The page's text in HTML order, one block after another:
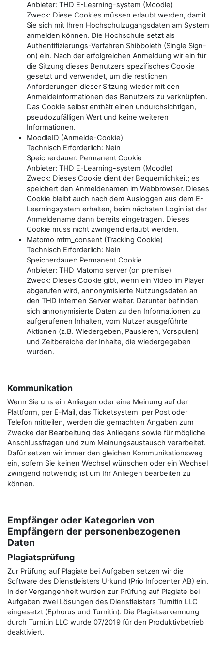
Anbieter: THD E-Learning-system (Moodle)
Zweck: Diese Cookies müssen erlaubt werden, damit
Sie sich mit Ihren Hochschulzugangsdaten am System
anmelden können. Die Hochschule setzt als
Authentifizierungs-Verfahren Shibboleth (Single Sign-
on) ein. Nach der erfolgreichen Anmeldung wir ein für
die Sitzung dieses Benutzers spezifisches Cookie
gesetzt und verwendet, um die restlichen
Anforderungen dieser Sitzung wieder mit den
Anmeldeinformationen des Benutzers zu verknüpfen.
Das Cookie selbst enthält einen undurchsichtigen,
pseudozufälligen Wert und keine weiteren
Informationen.
MoodleID (Anmelde-Cookie)
Technisch Erforderlich: Nein
Speicherdauer: Permanent Cookie
Anbieter: THD E-Learning-system (Moodle)
Zweck: Dieses Cookie dient der Bequemlichkeit; es
speichert den Anmeldenamen im Webbrowser. Dieses
Cookie bleibt auch nach dem Ausloggen aus dem E-
Learningsystem erhalten, beim nächsten Login ist der
Anmeldename dann bereits eingetragen. Dieses
Cookie muss nicht zwingend erlaubt werden.
Matomo mtm_consent (Tracking Cookie)
Technisch Erforderlich: Nein
Speicherdauer: Permanent Cookie
Anbieter: THD Matomo server (on premise)
Zweck: Dieses Cookie gibt, wenn ein Video im Player
abgerufen wird, annonymisierte Nutzungsdaten an
den THD internen Server weiter. Darunter befinden
sich annonymisierte Daten zu den Informationen zu
aufgerufenen Inhalten, vom Nutzer ausgeführte
Aktionen (z.B. Wiedergeben, Pausieren, Vorspulen)
und Zeitbereiche der Inhalte, die wiedergegeben
wurden.
Kommunikation
Wenn Sie uns ein Anliegen oder eine Meinung auf der
Plattform, per E-Mail, das Ticketsystem, per Post oder
Telefon mitteilen, werden die gemachten Angaben zum
Zwecke der Bearbeitung des Anliegens sowie für mögliche
Anschlussfragen und zum Meinungsaustausch verarbeitet.
Dafür setzen wir immer den gleichen Kommunikationsweg
ein, sofern Sie keinen Wechsel wünschen oder ein Wechsel
zwingend notwendig ist um Ihr Anliegen bearbeiten zu
können.
Empfänger oder Kategorien von
Empfängern der personenbezogenen
Daten
Plagiatsprüfung
Zur Prüfung auf Plagiate bei Aufgaben setzen wir die
Software des Dienstleisters Urkund (Prio Infocenter AB) ein.
In der Vergangenheit wurden zur Prüfung auf Plagiate bei
Aufgaben zwei Lösungen des Dienstleisters Turnitin LLC
eingesetzt (Ephorus und Turnitin). Die Plagiatserkennung
durch Turnitin LLC wurde 07/2019 für den Produktivbetrieb
deaktiviert.